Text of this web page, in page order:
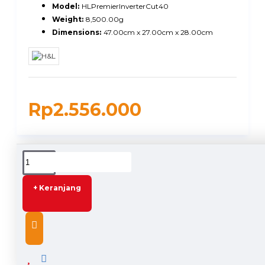
Rp2.556.000
Model: HLPremierInverterCut40
Weight: 8,500.00g
Dimensions: 47.00cm x 27.00cm x 28.00cm
+ Keranjang
DESCRIPTION
HL Premier Cut 40 Inverter Mesin Las Industri Travo
Welding 6.2 kVA
- Power Voltage : AC 220V±15%
- Frequency : 50/60 Hz